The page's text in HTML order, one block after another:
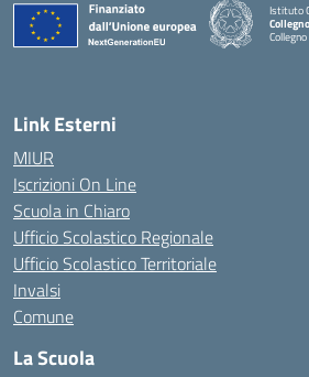
Istituto
Collegno
Link Esterni
MIUR
Iscrizioni On Line
Scuola in Chiaro
Ufficio Scolastico Regionale
Ufficio Scolastico Territoriale
Invalsi
Comune
La Scuola